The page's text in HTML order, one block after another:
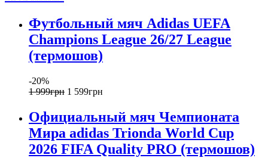
Футбольный мяч Adidas UEFA
Champions League 26/27 League
(термошов)
-20%
1 999грн 1 599грн
Официальный мяч Чемпионата
Мира adidas Trionda World Cup
2026 FIFA Quality PRO (термошов)